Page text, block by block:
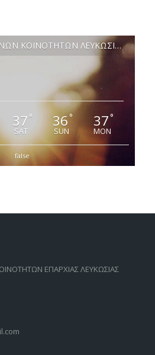
ΕΝΩΣΗ ΚΑΤΕΧΟΜΕΝΩΝ ΚΟΙΝΟΤΗΤΩΝ ΛΕΥΚΩΣΙΑΣ
37 °
SAT
36 °
SUN
37°
MON
false
ΕΠΑΡΧΙΑΣ ΛΕΥΚΩΣΙΑΣ